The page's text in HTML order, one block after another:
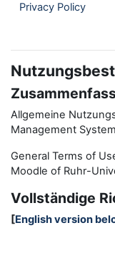
Privacy Policy
Allgemeine
Management
General Terms of
Moodle of Ruhr-
Vollständige
[English version